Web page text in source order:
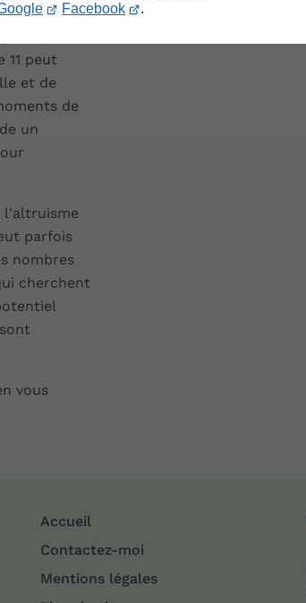
Facebook .
et
amplifiée
peut
et de
de
un
l'altruisme
parfois
nombres
cherchent
vous
Accueil
Contactez-moi
Mentions légales